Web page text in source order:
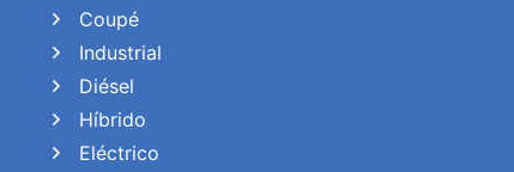
Coupé
Industrial
Diésel
Híbrido
Eléctrico